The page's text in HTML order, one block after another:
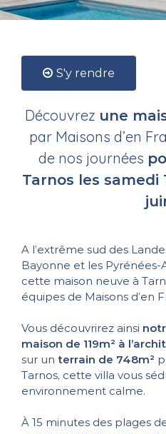
S'y rendre
Découvrez une
par Maisons d’en
de nos journées
Tarnos les samedi
A l’extrême sud des
Bayonne et les Pyrénées-
cette maison neuve à
équipes de Maisons d’en
Vous découvrirez ainsi
maison de 119m² à
sur un terrain de 748m²
Tarnos, cette villa vous
environnement calme.
À 15 minutes des plages